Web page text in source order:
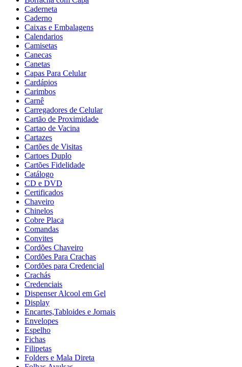
Caderneta
Caderno
Caixas e Embalagens
Calendarios
Camisetas
Canecas
Canetas
Capas Para Celular
Cardápios
Carimbos
Carnê
Carregadores de Celular
Cartão de Proximidade
Cartao de Vacina
Cartazes
Cartões de Visitas
Cartoes Duplo
Cartões Fidelidade
Catálogo
CD e DVD
Certificados
Chaveiro
Chinelos
Cobre Placa
Comandas
Convites
Cordões Chaveiro
Cordões Para Crachas
Cordões para Credencial
Crachás
Credenciais
Dispenser Alcool em Gel
Display
Encartes,Tabloides e Jornais
Envelopes
Espelho
Fichas
Filipetas
Folders e Mala Direta